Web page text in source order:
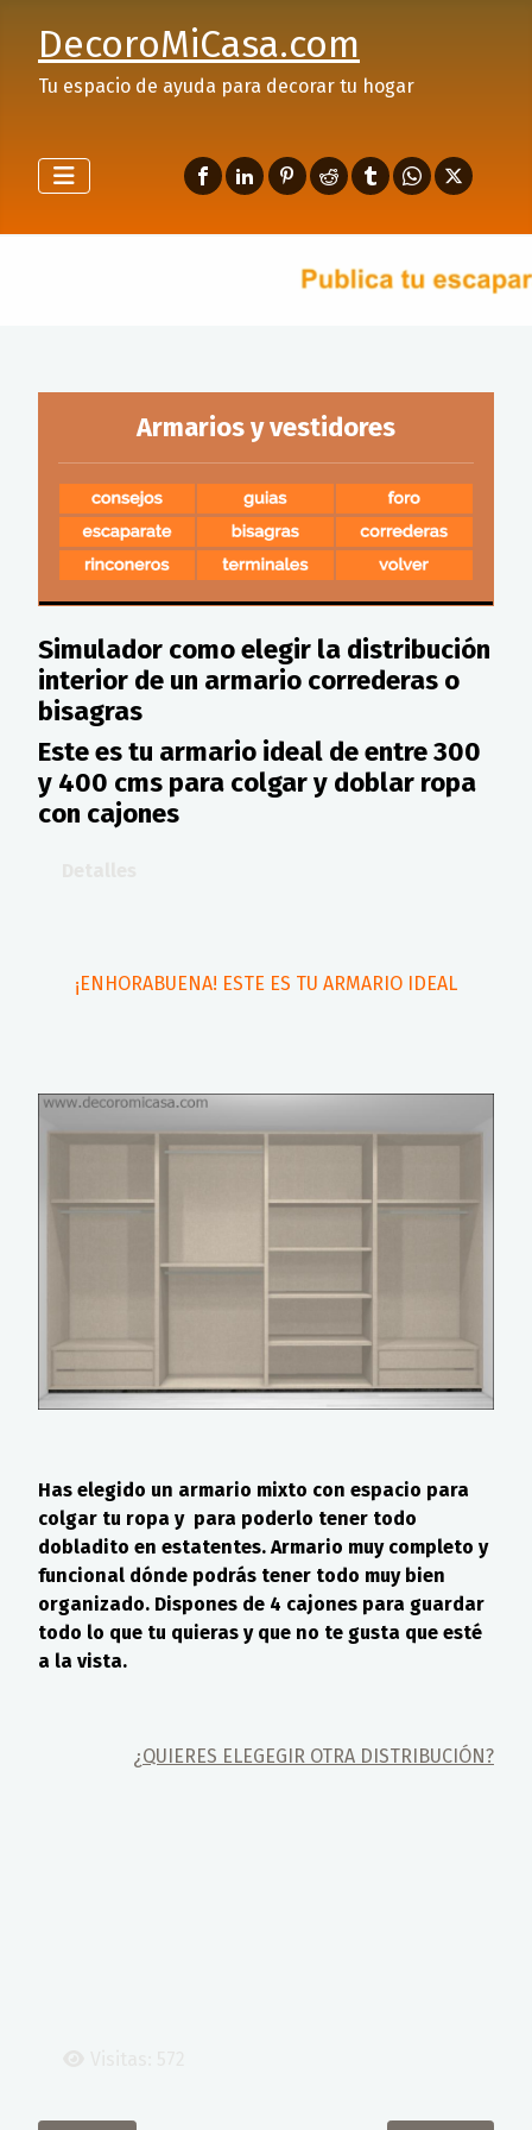
DecoroMiCasa.com
Tu espacio de ayuda para decorar tu hogar
Armarios y vestidores
Simulador como elegir la distribución
interior de un armario correderas o
bisagras
Este es tu armario ideal de entre 300
y 400 cms para colgar y doblar ropa
con cajones
¡ENHORABUENA! ESTE ES TU ARMARIO IDEAL
Has elegido un armario mixto con espacio para
colgar tu ropa y para poderlo tener todo
dobladito en estatentes. Armario muy completo y
funcional dónde podrás tener todo muy bien
organizado. Dispones de 4 cajones para guardar
todo lo que tu quieras y que no te gusta que esté
a la vista.
¿QUIERES ELEGEGIR OTRA DISTRIBUCIÓN?